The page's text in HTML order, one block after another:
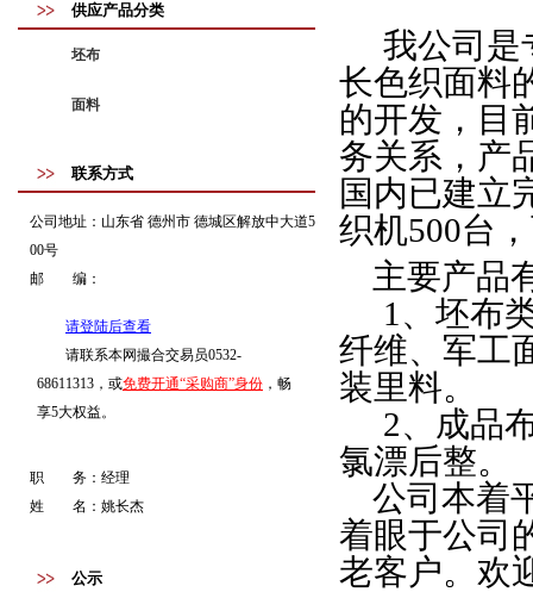
供应产品分类
坯布
面料
联系方式
公司地址： 山东省 德州市 德城区解放中大道5
00号
邮 编：
请登陆后查看
请联系本网撮合交易员0532-
68611313，或免费开通“采购商”身份 ，畅
享5大权益。
职 务： 经理
姓 名： 姚长杰
公示
我公司是
长色织面料
的开发，目
务关系，产
国内已建立
织机500台
主要产品
1 、坯布
纤维、军工
装里料。
2、成品
氯漂后整。
公司本着
着眼于公司
老客户。欢